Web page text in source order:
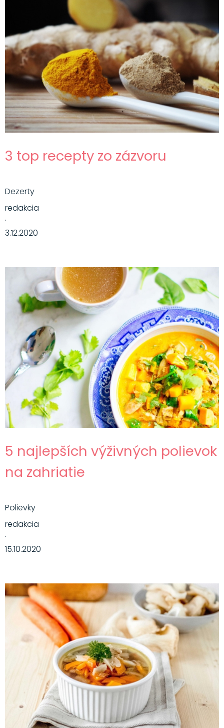
3 top recepty zo zázvoru
Dezerty
redakcia
·
3.12.2020
5 najlepších výživných polievok
na zahriatie
Polievky
redakcia
·
15.10.2020